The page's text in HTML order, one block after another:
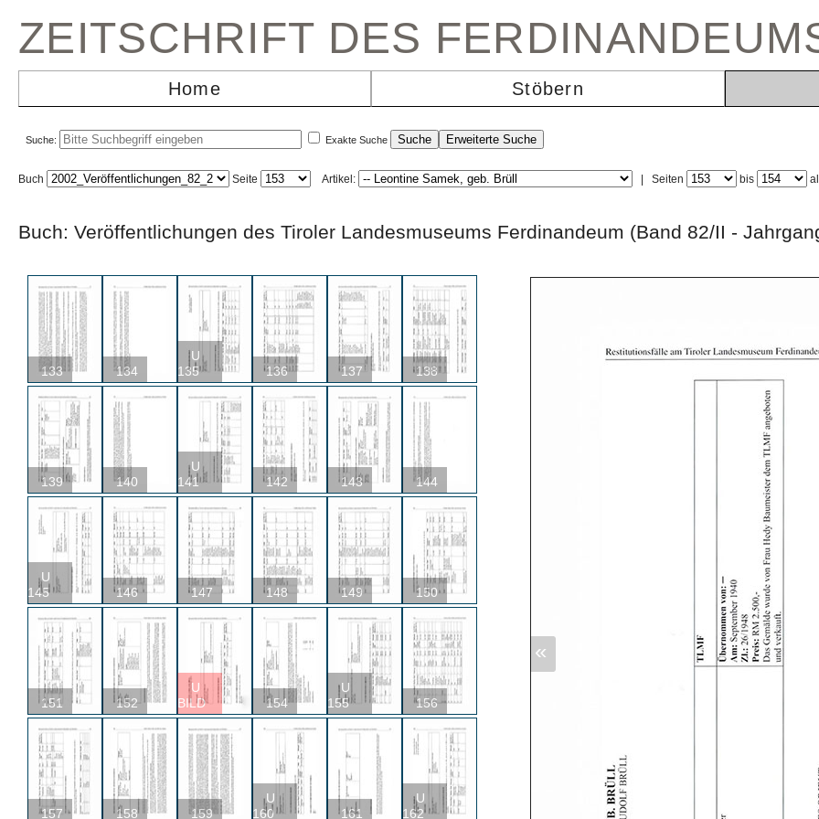
ZEITSCHRIFT DES
Home Stöbern
Suche: Exakte Suche
Buch Seite Artikel: Seiten bis
Buch: Veröffentlichungen des Tiroler Landesmuseums Ferdinandeum (Band 82/II -
133 134
U
135
136 137 138
139 140
U
141
142 143 144
U
145
146 147 148 149 150
151 152
U
BILD
154
U
155
156
157 158 159
U
160
161
U
162
«